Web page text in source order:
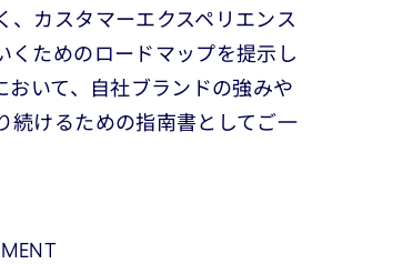
、カスタマーエクスペリエンス
くためのロードマップを提示し
おいて、自社ブランドの強みや
続けるための指南書としてご一